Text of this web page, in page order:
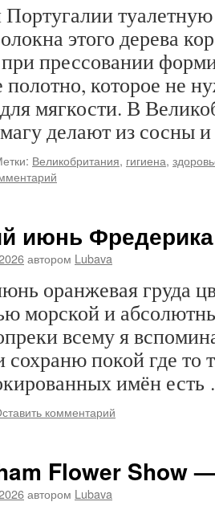
этого дерева
прессовании
которое не
мягкости. В
делают из сосны
Великобритания, гигиена,
июнь Фредерика
автором Lubava
оранжевая груда
морской и
всему я
сохраню покой где то
имён
комментарий
Flower Show
автором Lubava